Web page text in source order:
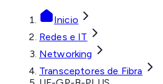
Inicio
Redes e IT
Networking
Transceptores de Fibra